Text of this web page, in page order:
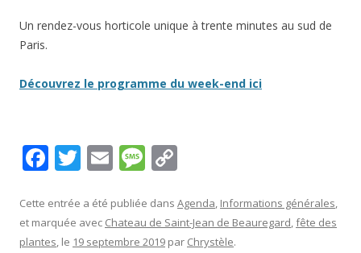
Un rendez-vous horticole unique à trente minutes au sud de
Paris.
Découvrez le programme du week-end ici
F
e
b
T
itt
er
E
ai
l
M
ss
a
p
y
Cette entrée a été publiée dans Agenda, Informations générales,
et marquée avec Chateau de Saint-Jean de Beauregard,fête des
plantes, le 19 septembre 2019 par Chrystèle.